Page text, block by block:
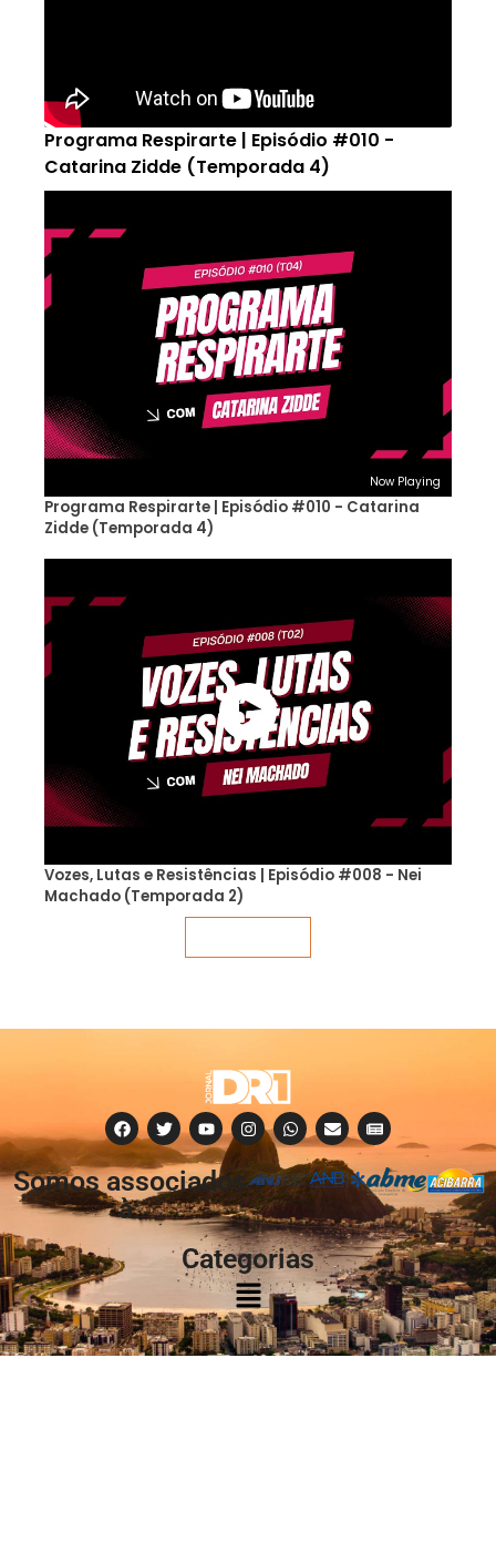
Programa Respirarte | Episódio #010 -
Catarina Zidde (Temporada 4)
Now Playing
Programa Respirarte | Episódio #010 - Catarina
Zidde (Temporada 4)
Vozes, Lutas e Resistências | Episódio #008 - Nei
Machado (Temporada 2)
Somos associados
à:
Categorias